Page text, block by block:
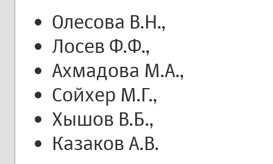
Олесова В.Н.,
Лосев Ф.Ф.,
Ахмадова М.А.,
Сойхер М.Г.,
Хышов В.Б.,
Казаков А.В.